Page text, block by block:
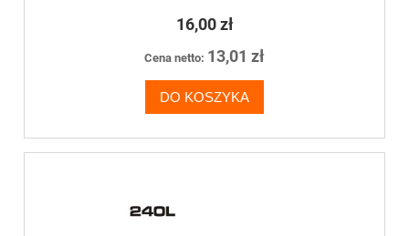
16,00 zł
Cena netto: 13,01 zł
DO KOSZYKA